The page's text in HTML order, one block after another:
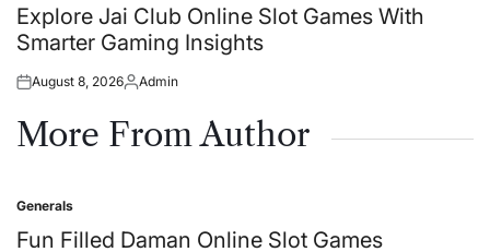
in
Explore Jai Club Online Slot Games With
Smarter Gaming Insights
Posted
August 8, 2026Posted
Admin
More From Author
Posted
in
Generals
Fun Filled Daman Online Slot Games